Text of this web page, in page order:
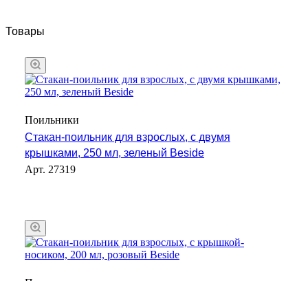
Товары
Поильники
Стакан-поильник для взрослых, с двумя
крышками, 250 мл, зеленый Beside
Арт. 27319